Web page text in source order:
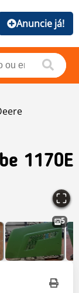
Anuncie já!
1170E
5